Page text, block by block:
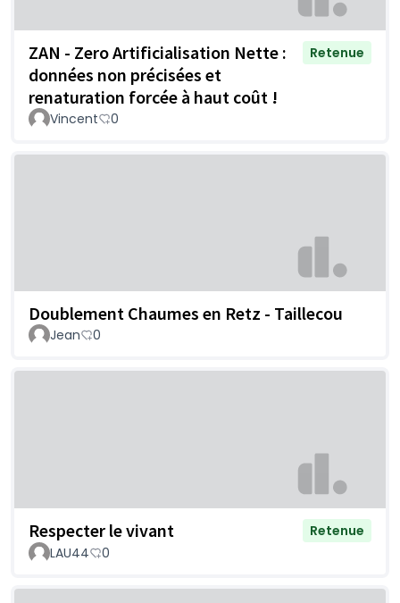
ZAN - Zero Artificialisation Nette :
données non précisées et
renaturation forcée à haut coût !
Retenue
Vincent 0
Doublement Chaumes en Retz - Taillecou
Jean 0
Respecter le vivant
Retenue
LAU44
0